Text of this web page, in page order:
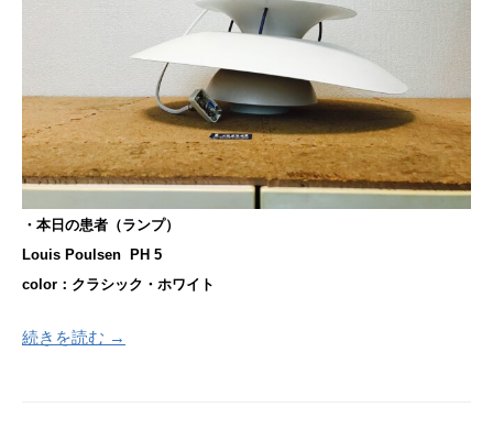
・本日の患者（ランプ）
Louis Poulsen PH 5
color：クラシック・ホワイト
続きを読む →